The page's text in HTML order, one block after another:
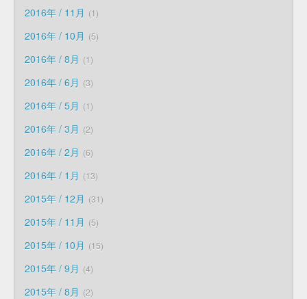
2016年 / 11月 1
2016年 / 10月 5
2016年 / 8月 1
2016年 / 6月 3
2016年 / 5月 1
2016年 / 3月 2
2016年 / 2月 6
2016年 / 1月 13
2015年 / 12月 31
2015年 / 11月 5
2015年 / 10月 15
2015年 / 9月 4
2015年 / 8月 2